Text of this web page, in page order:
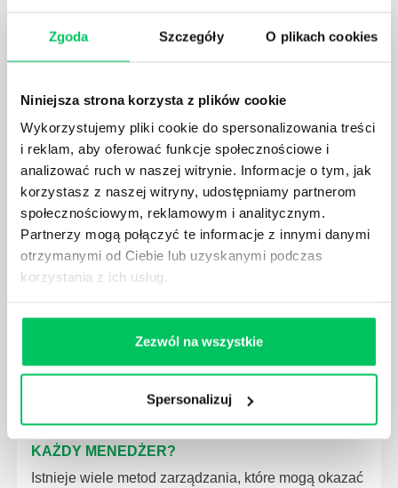
Zgoda Szczegóły O plikach cookies
Niniejsza strona korzysta z plików cookie
Wykorzystujemy pliki cookie do spersonalizowania treści
i reklam, aby oferować funkcje społecznościowe i
analizować ruch w naszej witrynie. Informacje o tym, jak
korzystasz z naszej witryny, udostępniamy partnerom
społecznościowym, reklamowym i analitycznym.
Partnerzy mogą połączyć te informacje z innymi danymi
otrzymanymi od Ciebie lub uzyskanymi podczas
korzystania z ich usług.
Zezwól na wszystkie
Spersonalizuj
sprawnie realizować swoich zadań, jeśli zabraknie w
nim odpowiedniego kierownictwa. Zawsze
JAK BRYGADZISTA MOŻE ROZWINĄĆ SWOJE
KOMPETENCJE MENEDŻERSKIE?
Menedżer to niezwykle ważne stanowisko w każdej
firmie. Osoba je pełniąca jest w pełni odpowiedzialna
KAŻDY MENEDŻER?
Istnieje wiele metod zarządzania, które mogą okazać